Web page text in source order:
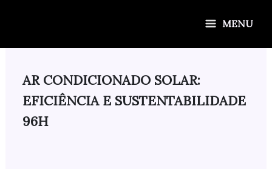
MENU
AR CONDICIONADO SOLAR:
EFICIÊNCIA E SUSTENTABILIDADE
96H